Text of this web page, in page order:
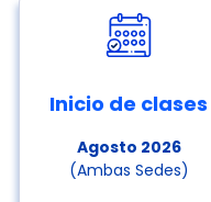
Inicio de clases
Agosto 2026
(Ambas Sedes)